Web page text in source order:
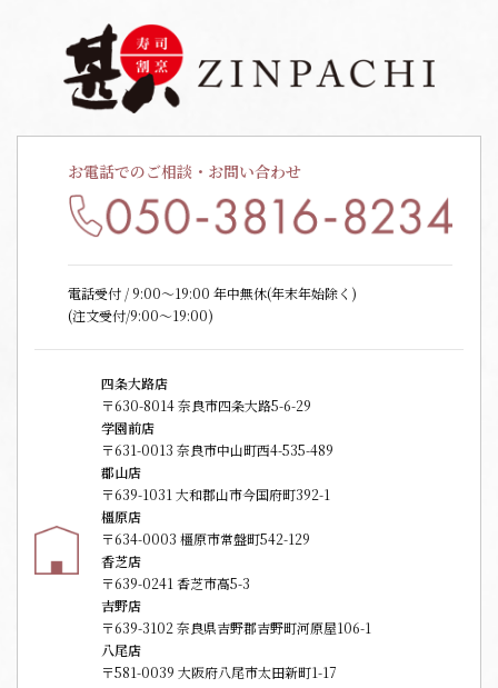
お電話でのご相談・お問い合わせ
電話受付 / 9:00〜19:00 年中無休(年末年始除く)
(注文受付/9:00～19:00)
四条大路店
〒630-8014 奈良市四条大路5-6-29
学園前店
〒631-0013 奈良市中山町西4-535-489
郡山店
〒639-1031 大和郡山市今国府町392-1
橿原店
〒634-0003 橿原市常盤町542-129
香芝店
〒639-0241 香芝市高5-3
吉野店
〒639-3102 奈良県吉野郡吉野町河原屋106-1
八尾店
〒581-0039 大阪府八尾市太田新町1-17